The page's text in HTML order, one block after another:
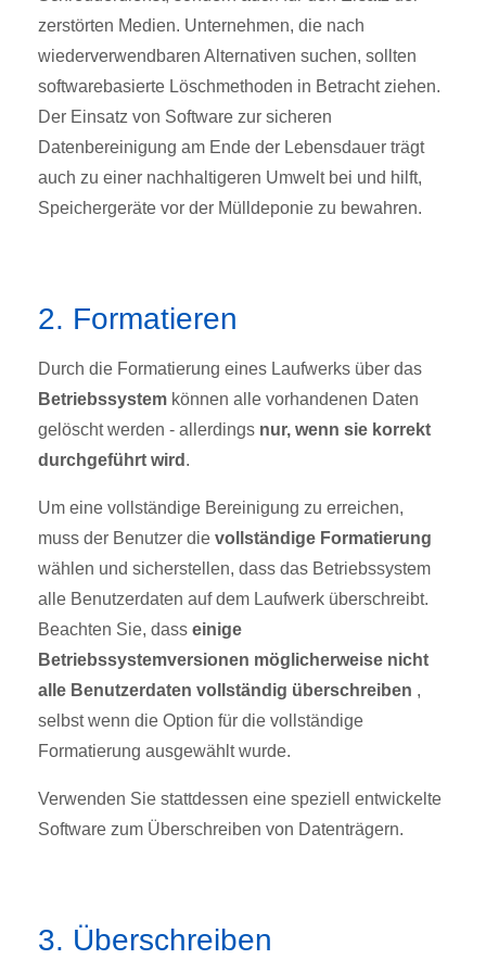
zerstörten Medien. Unternehmen, die nach
wiederverwendbaren Alternativen suchen, sollten
softwarebasierte Löschmethoden in Betracht ziehen.
Der Einsatz von Software zur sicheren
Datenbereinigung am Ende der Lebensdauer trägt
auch zu einer nachhaltigeren Umwelt bei und hilft,
Speichergeräte vor der Mülldeponie zu bewahren.
2. Formatieren
Durch die Formatierung eines Laufwerks über das
Betriebssystem können alle vorhandenen Daten
gelöscht werden - allerdings nur, wenn sie korrekt
durchgeführt wird .
Um eine vollständige Bereinigung zu erreichen,
muss der Benutzer die vollständige Formatierung
wählen und sicherstellen, dass das Betriebssystem
alle Benutzerdaten auf dem Laufwerk überschreibt.
Beachten Sie, dass einige
Betriebssystemversionen möglicherweise nicht
alle Benutzerdaten vollständig überschreiben ,
selbst wenn die Option für die vollständige
Formatierung ausgewählt wurde.
Verwenden Sie stattdessen eine speziell entwickelte
Software zum Überschreiben von Datenträgern.
3. Überschreiben